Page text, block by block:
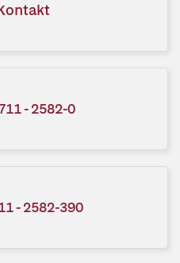
- 2582-0
- 2582-390